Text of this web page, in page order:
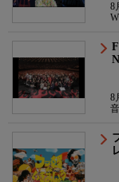
8
8